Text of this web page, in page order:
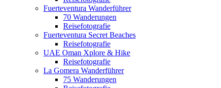
Fuerteventura Wanderführer
70 Wanderungen
Reisefotografie
Fuerteventura Secret Beaches
Reisefotografie
UAE Oman Xplore & Hike
Reisefotografie
La Gomera Wanderführer
75 Wanderungen